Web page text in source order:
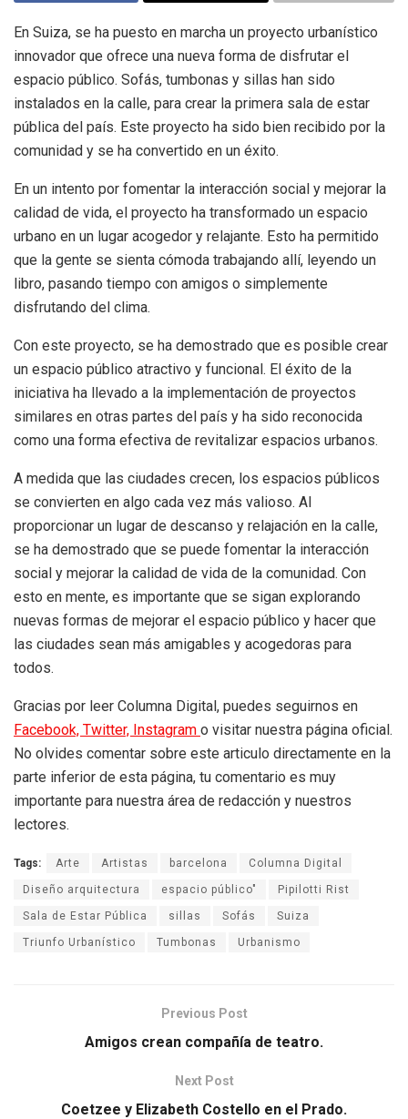
En Suiza, se ha puesto en marcha un proyecto urbanístico
innovador que ofrece una nueva forma de disfrutar el
espacio público. Sofás, tumbonas y sillas han sido
instalados en la calle, para crear la primera sala de estar
pública del país. Este proyecto ha sido bien recibido por la
comunidad y se ha convertido en un éxito.
En un intento por fomentar la interacción social y mejorar la
calidad de vida, el proyecto ha transformado un espacio
urbano en un lugar acogedor y relajante. Esto ha permitido
que la gente se sienta cómoda trabajando allí, leyendo un
libro, pasando tiempo con amigos o simplemente
disfrutando del clima.
Con este proyecto, se ha demostrado que es posible crear
un espacio público atractivo y funcional. El éxito de la
iniciativa ha llevado a la implementación de proyectos
similares en otras partes del país y ha sido reconocida
como una forma efectiva de revitalizar espacios urbanos.
A medida que las ciudades crecen, los espacios públicos
se convierten en algo cada vez más valioso. Al
proporcionar un lugar de descanso y relajación en la calle,
se ha demostrado que se puede fomentar la interacción
social y mejorar la calidad de vida de la comunidad. Con
esto en mente, es importante que se sigan explorando
nuevas formas de mejorar el espacio público y hacer que
las ciudades sean más amigables y acogedoras para
todos.
Gracias por leer Columna Digital, puedes seguirnos en
Facebook, Twitter, Instagram o visitar nuestra página oficial.
No olvides comentar sobre este articulo directamente en la
parte inferior de esta página, tu comentario es muy
importante para nuestra área de redacción y nuestros
lectores.
Tags: Arte Artistas barcelona Columna Digital
Diseño arquitectura espacio público" Pipilotti Rist
Sala de Estar Pública sillas Sofás Suiza
Triunfo Urbanístico Tumbonas Urbanismo
Previous Post
Amigos crean compañía de teatro.
Next Post
Coetzee y Elizabeth Costello en el Prado.